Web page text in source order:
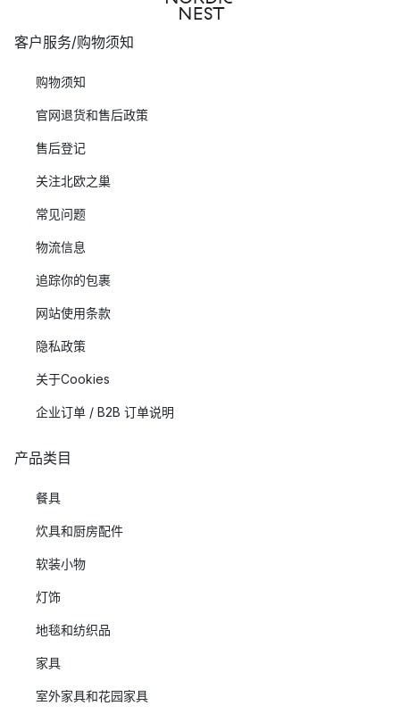
客户服务/购物须知
购物须知
官网退货和售后政策
售后登记
关注北欧之巢
常见问题
物流信息
追踪你的包裹
网站使用条款
隐私政策
关于Cookies
企业订单 / B2B 订单说明
产品类目
餐具
炊具和厨房配件
软装小物
灯饰
地毯和纺织品
家具
室外家具和花园家具